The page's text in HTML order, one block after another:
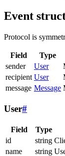
Event
Protocol is
Field Type
sender
User
recipient User
message Message
User#
Field Type
id
string
name
string